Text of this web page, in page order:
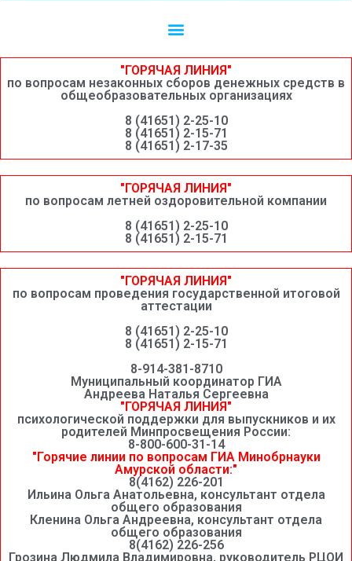
"ГОРЯЧАЯ ЛИНИЯ"
по вопросам незаконных сборов денежных средств в
общеобразовательных организациях
8 (41651) 2-25-10
8 (41651) 2-15-71
8 (41651) 2-17-35
"ГОРЯЧАЯ ЛИНИЯ"
по вопросам летней оздоровительной компании
8 (41651) 2-25-10
8 (41651) 2-15-71
"ГОРЯЧАЯ ЛИНИЯ"
по вопросам проведения государственной итоговой
аттестации
8 (41651) 2-25-10
8 (41651) 2-15-71
8-914-381-8710
Муниципальный координатор ГИА
Андреева Наталья Сергеевна
"ГОРЯЧАЯ ЛИНИЯ"
психологической поддержки для выпускников и их
родителей Минпросвещения России:
8-800-600-31-14
"Горячие линии по вопросам ГИА Минобрнауки
Амурской области:"
8(4162) 226-201
Ильина Ольга Анатольевна, консультант отдела
общего образования
Кленина Ольга Андреевна, консультант отдела
общего образования
8(4162) 226-256
Грозина Людмила Владимировна, руководитель РЦОИ